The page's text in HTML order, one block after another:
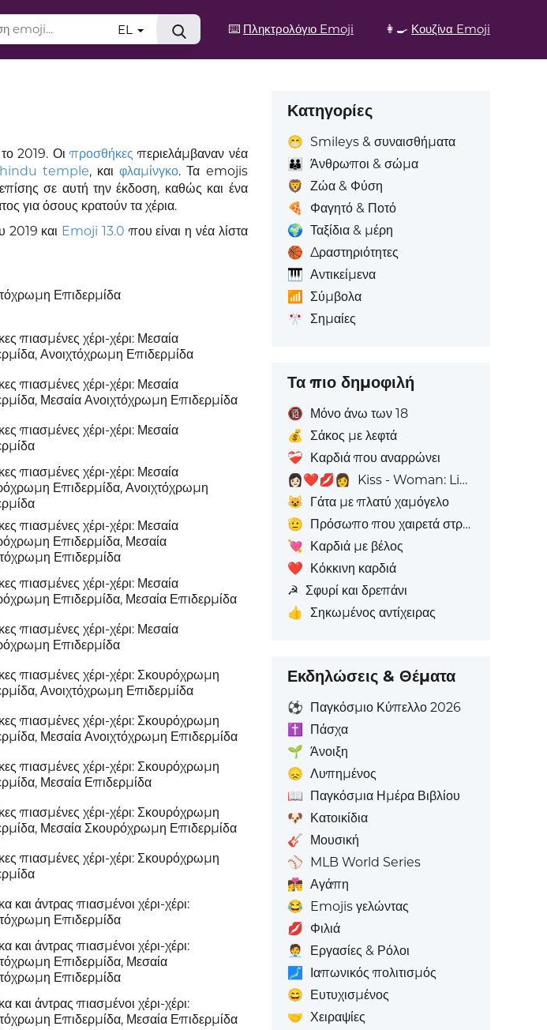
⌨️ Πληκτρολόγιο Emoji 👩‍🍳 Κουζίνα Emoji
EL
2019. Οι προσθήκες περιελάμβαναν νέα
hindu temple, καιφλαμίνγκο. Τα emojis
σε αυτή την έκδοση, καθώς και ένα
για όσους κρατούν τα χέρια.
2019 και Emoji 13.0 που είναι η νέα λίστα
Επιδερμίδα
πιασμένες χέρι-χέρι: Μεσαία
Ανοιχτόχρωμη Επιδερμίδα
πιασμένες χέρι-χέρι: Μεσαία
Μεσαία Ανοιχτόχρωμη Επιδερμίδα
πιασμένες χέρι-χέρι: Μεσαία
πιασμένες χέρι-χέρι: Μεσαία
Επιδερμίδα, Ανοιχτόχρωμη
πιασμένες χέρι-χέρι: Μεσαία
Επιδερμίδα, Μεσαία
Επιδερμίδα
πιασμένες χέρι-χέρι: Μεσαία
Επιδερμίδα, Μεσαία Επιδερμίδα
πιασμένες χέρι-χέρι: Μεσαία
Επιδερμίδα
πιασμένες χέρι-χέρι: Σκουρόχρωμη
Ανοιχτόχρωμη Επιδερμίδα
πιασμένες χέρι-χέρι: Σκουρόχρωμη
Μεσαία Ανοιχτόχρωμη Επιδερμίδα
πιασμένες χέρι-χέρι: Σκουρόχρωμη
Μεσαία Επιδερμίδα
πιασμένες χέρι-χέρι: Σκουρόχρωμη
Μεσαία Σκουρόχρωμη Επιδερμίδα
πιασμένες χέρι-χέρι: Σκουρόχρωμη
και άντρας πιασμένοι χέρι-χέρι:
Επιδερμίδα
και άντρας πιασμένοι χέρι-χέρι:
Επιδερμίδα, Μεσαία
Επιδερμίδα
και άντρας πιασμένοι χέρι-χέρι:
Επιδερμίδα, Μεσαία Επιδερμίδα
Κατηγορίες
😁 Smileys & συναισθήματα
👪
Άνθρωποι & σώμα
🦁 Ζώα & Φύση
🍕
Φαγητό & Ποτό
🌍 Ταξίδια & μέρη
🏀 Δραστηριότητες
🎹 Αντικείμενα
📶
Σύμβολα
🎌 Σημαίες
Τα πιο δημοφιλή
🔞 Μόνο άνω των 18
💰 Σάκος με λεφτά
❤️‍🩹 Καρδιά που αναρρώνει
👩🏻‍❤️‍💋‍👩
Kiss - Woman: Light Skin Tone, Woman: Χωρίς Απόχρωση Δέρματος
😺 Γάτα με πλατύ χαμόγελο
🫡 Πρόσωπο που χαιρετά στρατιωτικά
💘 Καρδιά με βέλος
❤️ Κόκκινη καρδιά
☭ Σφυρί και δρεπάνι
👍 Σηκωμένος αντίχειρας
Εκδηλώσεις & Θέματα
⚽ Παγκόσμιο Κύπελλο 2026
✝️
Πάσχα
🌱 Άνοιξη
😞 Λυπημένος
📖 Παγκόσμια Ημέρα Βιβλίου
🐶 Κατοικίδια
🎸 Μουσική
⚾ MLB World Series
👩‍❤️‍💋‍👨 Αγάπη
😂 Emojis γελώντας
💋 Φιλιά
🧑‍💼
Εργασίες & Ρόλοι
🗾
Ιαπωνικός πολιτισμός
😄 Ευτυχισμένος
🤝 Χειραψίες